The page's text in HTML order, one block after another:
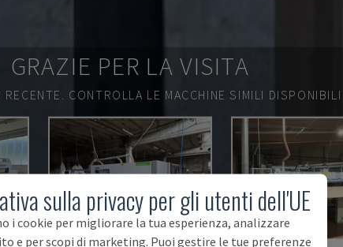
GRAZIE PER LA VISITA
CONTROLLA LE MACCHINE SIMILI
sulla privacy per gli utenti dell'UE
i cookie per migliorare la tua esperienza, analizzare
e per scopi di marketing. Puoi gestire le tue preferenze